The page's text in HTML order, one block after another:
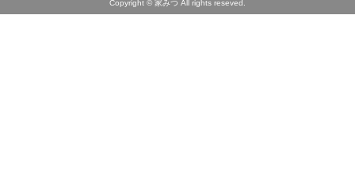
Copyright © 家みつ All rights reseved.